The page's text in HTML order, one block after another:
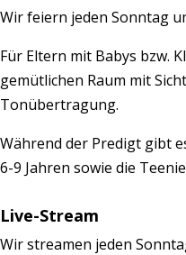
Wir feiern jeden Sonntag
Für Eltern mit Babys bzw.
gemütlichen Raum mit
Tonübertragung.
Während der Predigt gibt
6-9 Jahren sowie die
Live-Stream
Wir streamen jeden